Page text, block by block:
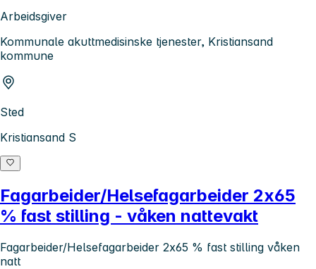
Arbeidsgiver
Kommunale akuttmedisinske tjenester, Kristiansand
kommune
Sted
Kristiansand S
Fagarbeider/Helsefagarbeider 2x65
% fast stilling - våken nattevakt
Fagarbeider/Helsefagarbeider 2x65 % fast stilling våken
natt